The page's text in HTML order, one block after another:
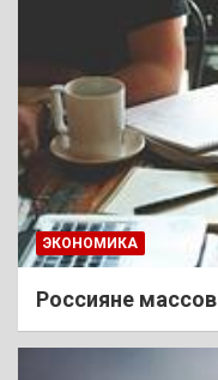
ЭКОНОМИКА
Россияне